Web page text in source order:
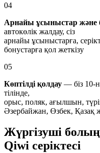
04
Арнайы ұсыныстар және
автокөлік жалдау, сіз
арнайы ұсыныстарға,
бонустарға қол жеткізу
05
Көптілді қолдау — біз 10-
тілінде,
орыс, поляк, ағылшын,
Әзербайжан, Өзбек, Қазақ
Жүргізуші
Qiwi серіктесі